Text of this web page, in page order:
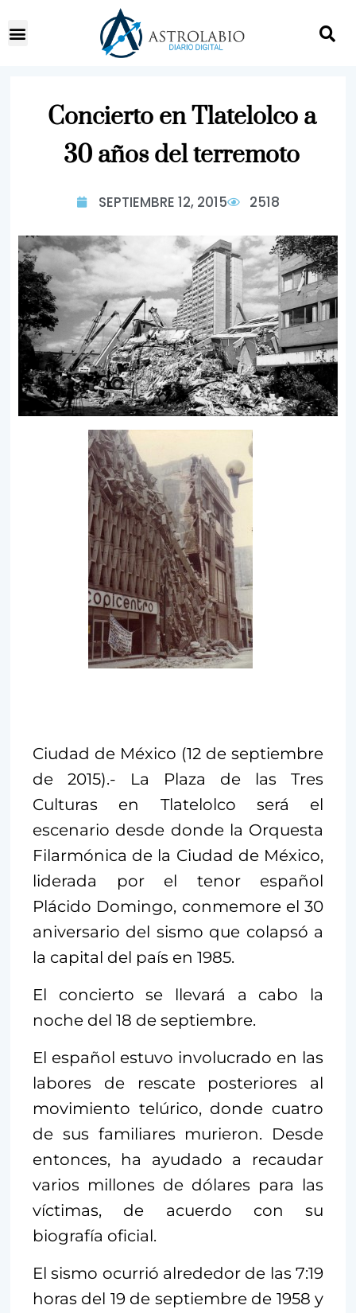
Concierto en Tlatelolco a
30 años del terremoto
SEPTIEMBRE 12, 2015 2518
Ciudad de México (12 de septiembre
de 2015).- La Plaza de las Tres
Culturas en Tlatelolco será el
escenario desde donde la Orquesta
Filarmónica de la Ciudad de México,
liderada por el tenor español
Plácido Domingo, conmemore el 30
aniversario del sismo que colapsó a
la capital del país en 1985.
El concierto se llevará a cabo la
noche del 18 de septiembre.
El español estuvo involucrado en las
labores de rescate posteriores al
movimiento telúrico, donde cuatro
de sus familiares murieron. Desde
entonces, ha ayudado a recaudar
varios millones de dólares para las
víctimas, de acuerdo con su
biografía oficial.
El sismo ocurrió alrededor de las 7:19
horas del 19 de septiembre de 1958 y